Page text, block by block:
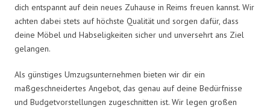
dich entspannt auf dein neues Zuhause in Reims freuen kannst. Wir
achten dabei stets auf höchste Qualität und sorgen dafür, dass
deine Möbel und Habseligkeiten sicher und unversehrt ans Ziel
gelangen.
Als günstiges Umzugsunternehmen bieten wir dir ein
maßgeschneidertes Angebot, das genau auf deine Bedürfnisse
und Budgetvorstellungen zugeschnitten ist. Wir legen großen